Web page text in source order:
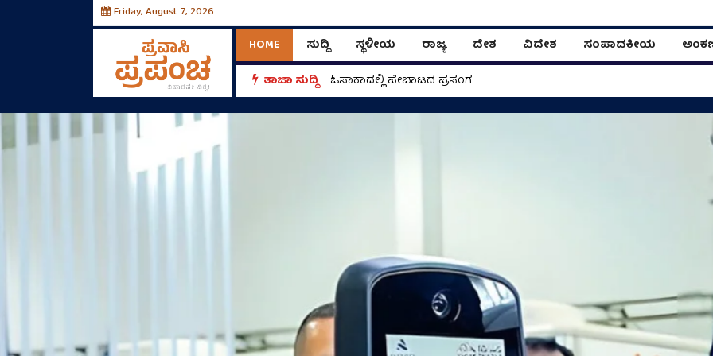
Friday, August 7, 2026
HOME ಸುದ್ದಿ ಸ್ಥಳೀಯ ರಾಜ್ಯ ದೇಶ ವಿದೇಶ ಸಂಪಾದಕೀಯ
ತಾಜಾ ಸುದ್ದಿ
ಓಸಾಕಾದಲ್ಲಿ ಪೇಚಾಟದ ಪ್ರಸಂಗ